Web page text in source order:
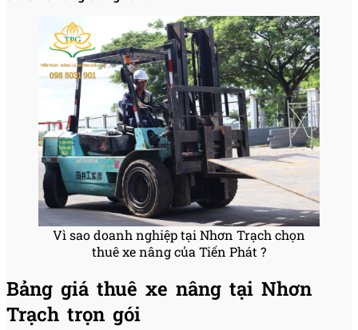
Vì sao doanh nghiệp tại Nhơn Trạch chọn
thuê xe nâng của Tiến Phát ?
Bảng giá thuê xe nâng tại Nhơn
Trạch trọn gói